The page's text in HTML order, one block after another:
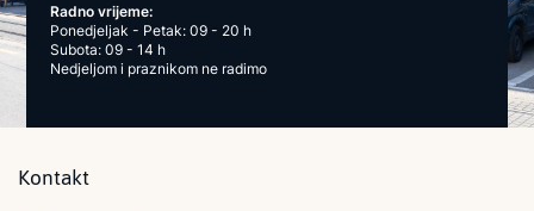
Radno vrijeme:
Ponedjeljak - Petak: 09 - 20 h
Subota: 09 - 14 h
Nedjeljom i praznikom ne radimo
Kontakt